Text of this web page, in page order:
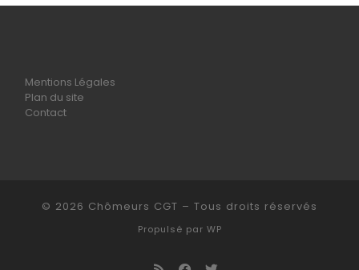
Mentions Légales
Plan du site
Contact
© 2026 Chômeurs CGT – Tous droits réservés
Propulsé par WP